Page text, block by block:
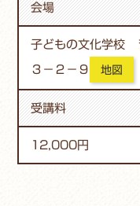
会場
子どもの文化学
３－２－９ 地図
受講料
12,000円